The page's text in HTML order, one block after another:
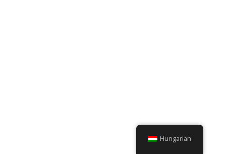
Hungarian